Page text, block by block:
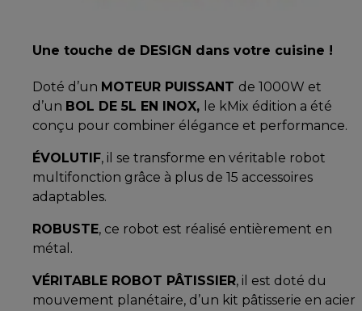
Une touche de DESIGN dans votre cuisine !
Doté d’un MOTEUR PUISSANT de 1000W et
d’un BOL DE 5L EN INOX, le kMix édition a été
conçu pour combiner élégance et performance.
ÉVOLUTIF, il se transforme en véritable robot
multifonction grâce à plus de 15 accessoires
adaptables.
ROBUSTE, ce robot est réalisé entièrement en
métal.
VÉRITABLE ROBOT PÂTISSIER, il est doté du
mouvement planétaire, d’un kit pâtisserie en acier